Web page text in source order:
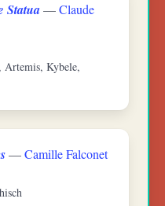
Statua—Claude
Artemis, Kybele,
—Camille Falconet